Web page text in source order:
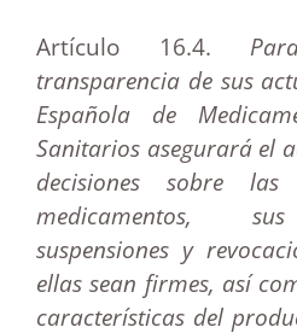
Artículo 16.4.
transparencia de sus
Española de
Sanitarios asegurará el
decisiones sobre las
medicamentos,
suspensiones y
ellas sean firmes, así
características del